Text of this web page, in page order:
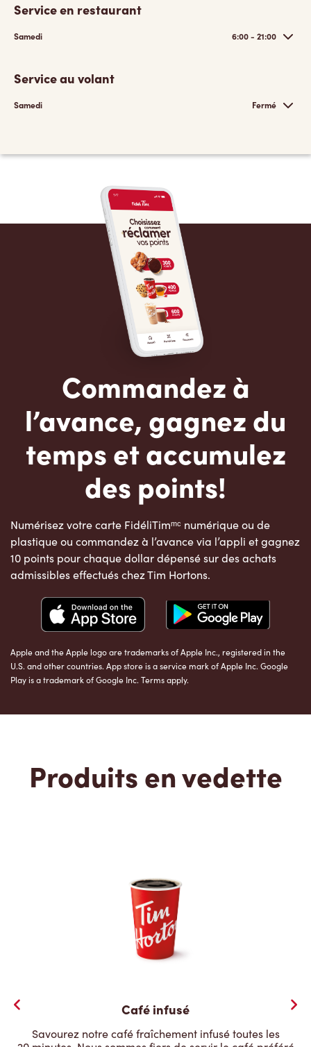
Service en restaurant
Samedi 6:00 - 21:00
Service au volant
Samedi Fermé
Commandez à
l’avance, gagnez du
temps et accumulez
des points!
Numérisez votre carte FidéliTimᵐᶜ numérique ou de
plastique ou commandez à l’avance via l’appli et gagnez
10 points pour chaque dollar dépensé sur des achats
admissibles effectués chez Tim Hortons.
Apple and the Apple logo are trademarks of Apple Inc., registered in the
U.S. and other countries. App store is a service mark of Apple Inc. Google
Play is a trademark of Google Inc. Terms apply.
Produits en vedette
Café infusé
Savourez notre café fraîchement infusé toutes les